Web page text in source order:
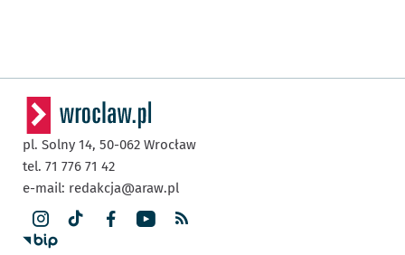
pl. Solny 14, 50-062 Wrocław
tel. 71 776 71 42
e-mail: redakcja@araw.pl